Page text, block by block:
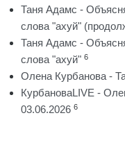
Таня Адамс -
слова "ахуй"
Таня Адамс -
слова "ахуй" 6
Олена Курбанова -
КурбановаLIVE -
03.06.2026 6